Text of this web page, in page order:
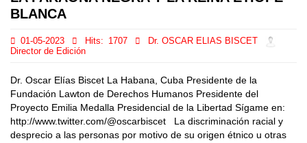
BLANCA
01-05-2023 Hits: 1707
Dr. OSCAR ELIAS BISCET
Director de Edición
Dr. Oscar Elías Biscet La Habana, Cuba Presidente de la
Fundación Lawton de Derechos Humanos Presidente del
Proyecto Emilia Medalla Presidencial de la Libertad Sígame en:
http://www.twitter.com/@oscarbiscet La discriminación racial y
desprecio a las personas por motivo de su origen étnico u otras